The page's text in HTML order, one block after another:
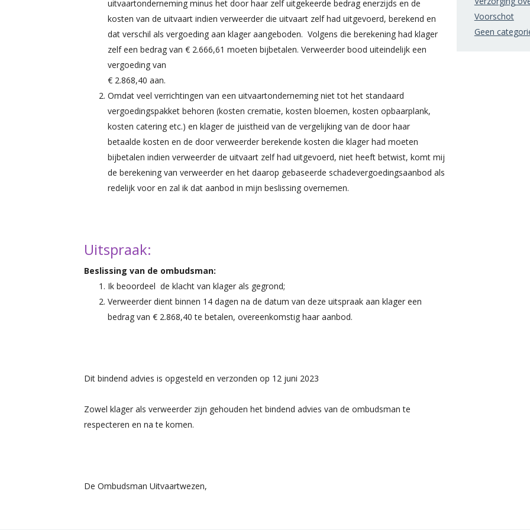
uitvaartonderneming minus het door haar zelf uitgekeerde bedrag enerzijds en de
kosten van de uitvaart indien verweerder die uitvaart zelf had uitgevoerd, berekend en
dat verschil als vergoeding aan klager aangeboden. Volgens die berekening had klager
zelf een bedrag van € 2.666,61 moeten bijbetalen. Verweerder bood uiteindelijk een
vergoeding van
€ 2.868,40 aan.
Omdat veel verrichtingen van een uitvaartonderneming niet tot het standaard
vergoedingspakket behoren (kosten crematie, kosten bloemen, kosten opbaarplank,
kosten catering etc.) en klager de juistheid van de vergelijking van de door haar
betaalde kosten en de door verweerder berekende kosten die klager had moeten
bijbetalen indien verweerder de uitvaart zelf had uitgevoerd, niet heeft betwist, komt mij
de berekening van verweerder en het daarop gebaseerde schadevergoedingsaanbod als
redelijk voor en zal ik dat aanbod in mijn beslissing overnemen.
Uitspraak:
Beslissing van de ombudsman:
Ik beoordeel de klacht van klager als gegrond;
Verweerder dient binnen 14 dagen na de datum van deze uitspraak aan klager een
bedrag van € 2.868,40 te betalen, overeenkomstig haar aanbod.
Dit bindend advies is opgesteld en verzonden op 12 juni 2023
Zowel klager als verweerder zijn gehouden het bindend advies van de ombudsman te
respecteren en na te komen.
De Ombudsman Uitvaartwezen,
Voorschot
Geen